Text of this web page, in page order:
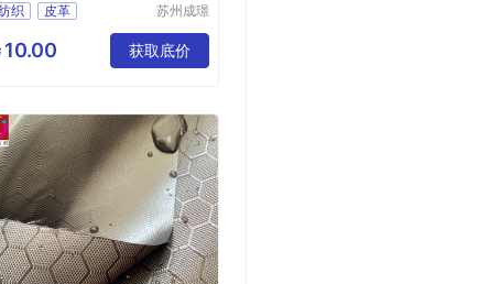
织
皮革
尼龙面料
苏州成璟
有限公司
10.00 获取底价